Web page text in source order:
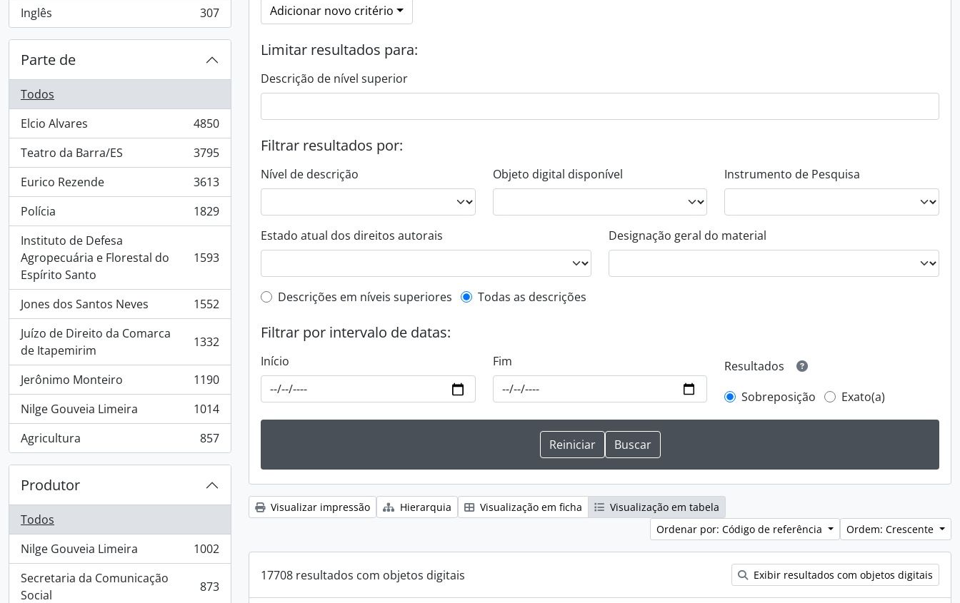
Inglês
, 307 resultados 307
Parte de
Todos
Elcio Alvares
, 4850 resultados
4850
Teatro da Barra/ES
, 3795 resultados
3795
Eurico Rezende
, 3613 resultados
3613
Polícia
, 1829 resultados
1829
Instituto de Defesa
Agropecuária e Florestal do
Espírito Santo
, 1593 resultados 1593
Jones dos Santos Neves
, 1552 resultados
1552
Juízo de Direito da Comarca
de Itapemirim
, 1332 resultados 1332
Jerônimo Monteiro
, 1190 resultados
1190
Nilge Gouveia Limeira
, 1014 resultados
1014
Agricultura
, 857 resultados 857
Produtor
Todos
Nilge Gouveia Limeira
, 1002 resultados
1002
Secretaria da Comunicação
Social
, 873 resultados 873
Adicionar novo critério
Limitar resultados para:
Descrição de nível superior
Filtrar resultados por:
Nível de descrição Objeto digital disponível Instrumento de Pesquisa
Estado atual dos direitos autorais Designação geral do material
Filtro de descrição de nível superior
Descrições em níveis superiores Todas as descrições
Filtrar por intervalo de datas:
Início Fim
Resultados
Sobreposição
Exato(a)
Visualizar impressão Hierarquia Visualização em ficha
Visualização em tabela
Ordenar por: Código de referência
Ordem: Crescente
17708 resultados com objetos digitais Exibir resultados com objetos digitais